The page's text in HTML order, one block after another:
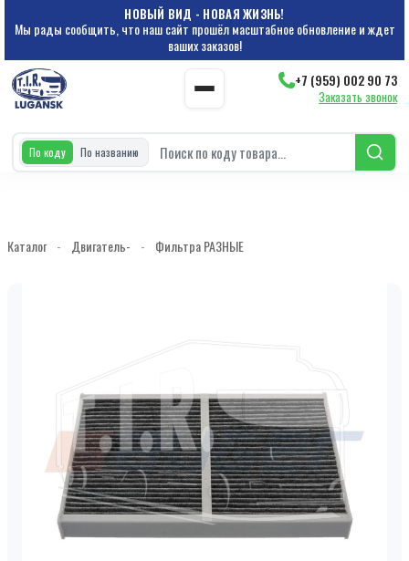
НОВЫЙ ВИД - НОВАЯ ЖИЗНЬ!
Мы рады сообщить, что наш сайт прошёл масштабное обновление и ждет
ваших заказов!
+7 (959) 002 90 73
Заказать звонок
По коду По названию
Каталог - Двигатель- - Фильтра РАЗНЫЕ